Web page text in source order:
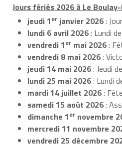
Jours fériés 2026 à Le
jeudi 1er janvier 2026:
lundi 6 avril 2026: Lundi
vendredi 1er mai 2026:
vendredi 8 mai 2026:
jeudi 14 mai 2026: Jeudi
lundi 25 mai 2026: Lundi
mardi 14 juillet 2026:
samedi 15 août 2026:
dimanche 1er novembre
mercredi 11 novembre
vendredi 25 décembre